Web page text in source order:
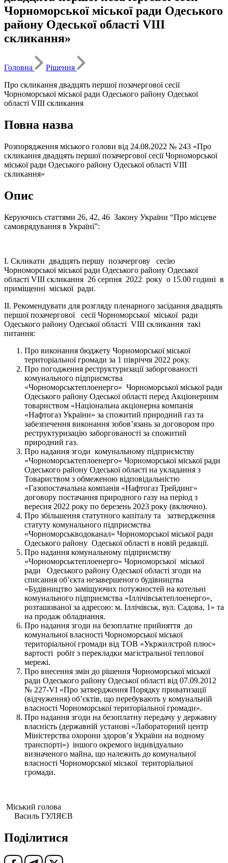
Чорноморської міської ради Одеського
району Одеської області VIІI
скликання»
Головна
Рішення
Про скликання двадцять першої позачергової сесії
Чорноморської міської ради Одеського району Одеської
області VIІI скликання
Повна назва
Розпорядження міського голови від 24.08.2022 № 243 «Про
скликання двадцять першої позачергової сесії Чорноморської
міської ради Одеського району Одеської області VIІI
скликання»
Опис
Керуючись статтями 26, 42, 46 Закону України “Про місцеве
самоврядування в Україні”:
І. Скликати двадцять першу позачергову сесію
Чорноморської міської ради Одеського району Одеської
області VІII скликання 26 серпня 2022 року о 15.00 годині в
приміщенні міської ради.
ІІ. Рекомендувати для розгляду пленарного засідання двадцять
першої позачергової сесії Чорноморської міської ради
Одеського району Одеської області VIIІ скликання такі
питання:
Про виконання бюджету Чорноморської міської
територіальної громади за 1 півріччя 2022 року.
Про погодження реструктуризації заборгованості
комунального підприємства
«Чорноморськтеплоенерго» Чорноморської міської ради
Одеського району Одеської області перед Акціонерним
товариством «Національна акціонерна компанія
«Нафтогаз України» за спожитий природний газ та
забезпечення виконання зобов’язань за договором про
реструктуризацію заборгованості за спожитий
природний газ.
Про надання згоди комунальному підприємству
«Чорноморськтеплоенерго» Чорноморської міської ради
Одеського району Одеської області на укладання з
Товариством з обмеженою відповідальністю
«Газопостачальна компанія «Нафтогаз Трейдинг»
договору постачання природного газу на період з
вересня 2022 року по березень 2023 року (включно).
Про збільшення статутного капіталу та затвердження
статуту комунального підприємства
«Чорноморськводоканал» Чорноморської міської ради
Одеського району Одеської області в новій редакції.
Про надання комунальному підприємству
«Чорноморськтеплоенерго» Чорноморської міської
ради Одеського району Одеської області згоди на
списання об’єкта незавершеного будівництва
«Будівництво заміщуючих потужностей на котельні
комунального підприємства «Іллічівськтеплоенерго»,
розташованої за адресою: м. Іллічівськ, вул. Садова, 1» та
на продаж обладнання.
Про надання згоди на безоплатне прийняття до
комунальної власності Чорноморської міської
територіальної громади від ТОВ «Укржилстрой плюс»
вартості робіт з перекладки магістральної теплової
мережі.
Про внесення змін до рішення Чорноморської міської
ради Одеського району Одеської області від 07.09.2012
№ 227-VI «Про затвердження Порядку приватизації
(відчуження) об’єктів, що перебувають у комунальній
власності Чорноморської територіальної громади».
Про надання згоди на безоплатну передачу у державну
власність (державній установі «Лабораторний центр
Міністерства охорони здоров’я України на водному
транспорті») іншого окремого індивідуально
визначеного майна, що належить до комунальної
власності Чорноморської міської територіальної
громади.
Міський голова
Василь ГУЛЯЄВ
Поділитися